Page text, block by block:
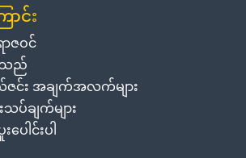
င်း
ဇဝင်
သည်
င်း အချက်အလက်များ
ပ်ချက်များ
ေါင်းပါ